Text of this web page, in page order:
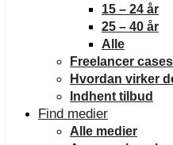
15 – 24 år
25 – 40 år
Alle
Freelancer cases
Hvordan virker
Indhent tilbud
Find medier
Alle medier